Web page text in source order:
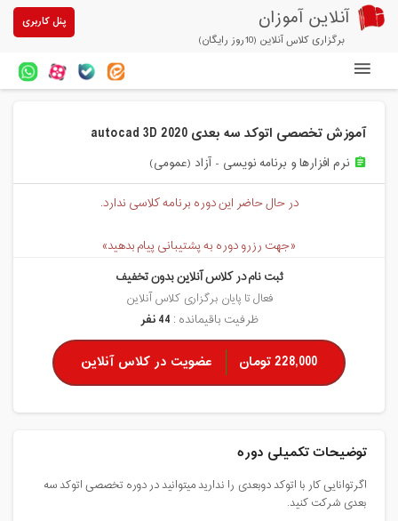
آنلاین آموزان
برگزاری کلاس آنلاین (10روز رایگان)
پنل کاربری
آزمون های آنلاین
خرید سرویس کلاس آنلاین
پیشنهادهای ویژه
تخفیفهای مشارکتی
درباره ما
آموزش تخصصی اتوکد سه بعدی 2020 autocad 3D
assignment نرم افزارها و برنامه نویسی - آزاد (عمومی)
در حال حاضر این دوره برنامه کلاسی ندارد.
«جهت رزرو دوره به پشتیبانی پیام بدهید»
ثبت نام در کلاس آنلاین بدون تخفیف
فعال تا پایان برگزاری کلاس آنلاین
ظرفیت باقیمانده : 44 نفر
228,000 تومان عضویت در کلاس آنلاین
توضیحات تکمیلی دوره
اگرتوانایی کار با اتوکد دوبعدی را ندارید میتوانید در دوره تخصصی اتوکد سه
بعدی شرکت کنید.